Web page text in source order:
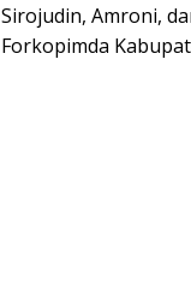
Sirojudin, Amroni,
Forkopimda